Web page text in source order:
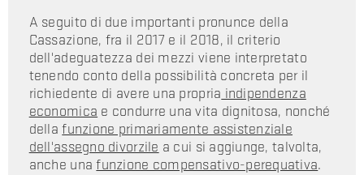
A seguito di due importanti pronunce della
Cassazione, fra il 2017 e il 2018, il criterio
dell'adeguatezza dei mezzi viene interpretato
tenendo conto della possibilità concreta per il
richiedente di avere una propria indipendenza
economica e condurre una vita dignitosa, nonché
dellafunzione primariamente assistenziale
dell'assegno divorzile a cui si aggiunge, talvolta,
anche unafunzione compensativo-perequativa.